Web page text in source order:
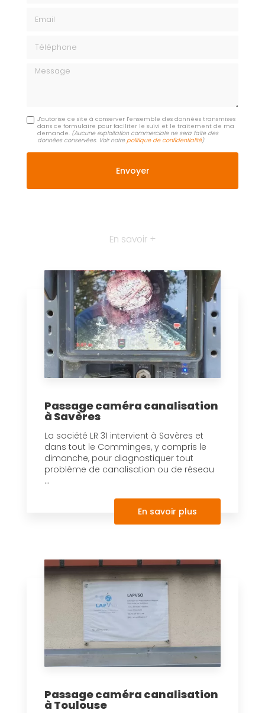
Message
J'autorise ce site à conserver l'ensemble des données transmises
dans ce formulaire pour faciliter le suivi et le traitement de ma
demande. (Aucune exploitation commerciale ne sera faite des
données conservées. Voir notrepolitique de confidentialité)
En savoir +
Passage caméra canalisation
à Savères
La société LR 31 intervient à Savères et
dans tout le Comminges, y compris le
dimanche, pour diagnostiquer tout
problème de canalisation ou de réseau
...
En savoir plus
Passage caméra canalisation
à Toulouse